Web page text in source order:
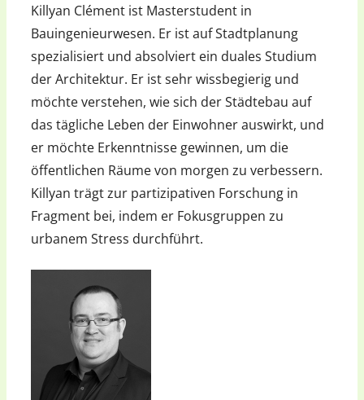
Killyan Clément ist Masterstudent in
Bauingenieurwesen. Er ist auf Stadtplanung
spezialisiert und absolviert ein duales Studium
der Architektur. Er ist sehr wissbegierig und
möchte verstehen, wie sich der Städtebau auf
das tägliche Leben der Einwohner auswirkt, und
er möchte Erkenntnisse gewinnen, um die
öffentlichen Räume von morgen zu verbessern.
Killyan trägt zur partizipativen Forschung in
Fragment bei, indem er Fokusgruppen zu
urbanem Stress durchführt.